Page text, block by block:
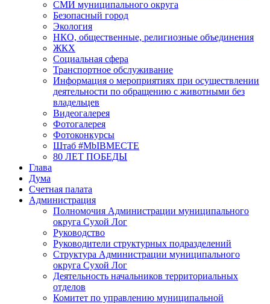
СМИ муниципального округа
Безопасный город
Экология
НКО, общественные, религиозные объединения
ЖКХ
Социальная сфера
Транспортное обслуживание
Информация о мероприятиях при осуществлении
деятельности по обращению с животными без
владельцев
Видеогалерея
Фотогалерея
Фотоконкурсы
Штаб #MbIBMECTE
80 ЛЕТ ПОБЕДЫ
Глава
Дума
Счетная палата
Администрация
Полномочия Администрации муниципального
округа Сухой Лог
Руководство
Руководители структурных подразделений
Структура Администрации муниципального
округа Сухой Лог
Деятельность начальников территориальных
отделов
Комитет по управлению муниципальной